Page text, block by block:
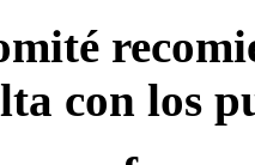
con los